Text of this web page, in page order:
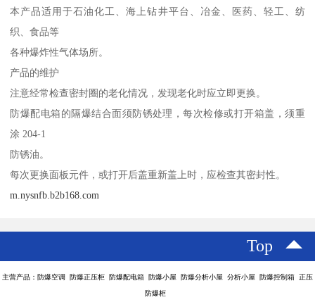
本产品适用于石油化工、海上钻井平台、冶金、医药、轻工、纺
织、食品等
各种爆炸性气体场所。
产品的维护
注意经常检查密封圈的老化情况，发现老化时应立即更换。
防爆配电箱的隔爆结合面须防锈处理，每次检修或打开箱盖，须重
涂 204-1
防锈油。
每次更换面板元件，或打开后盖重新盖上时，应检查其密封性。
m.nysnfb.b2b168.com
Top
主营产品：防爆空调 防爆正压柜 防爆配电箱 防爆小屋 防爆分析小屋 分析小屋 防爆控制箱 正压
防爆柜